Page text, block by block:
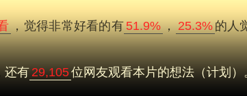
，觉得非常好看的有51.9%，25.3%的人
还有29,105位网友观看本片的想法（计划）